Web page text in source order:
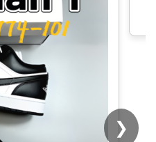
แท้ 100%)
❯